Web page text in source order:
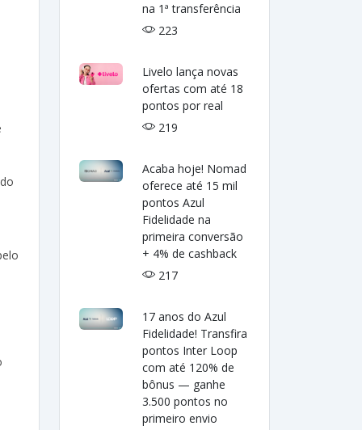
na 1ª transferência
223
Livelo lança novas
ofertas com até 18
pontos por real
219
Acaba hoje! Nomad
oferece até 15 mil
pontos Azul
Fidelidade na
primeira conversão
+ 4% de cashback
217
17 anos do Azul
Fidelidade! Transfira
pontos Inter Loop
com até 120% de
bônus — ganhe
3.500 pontos no
primeiro envio